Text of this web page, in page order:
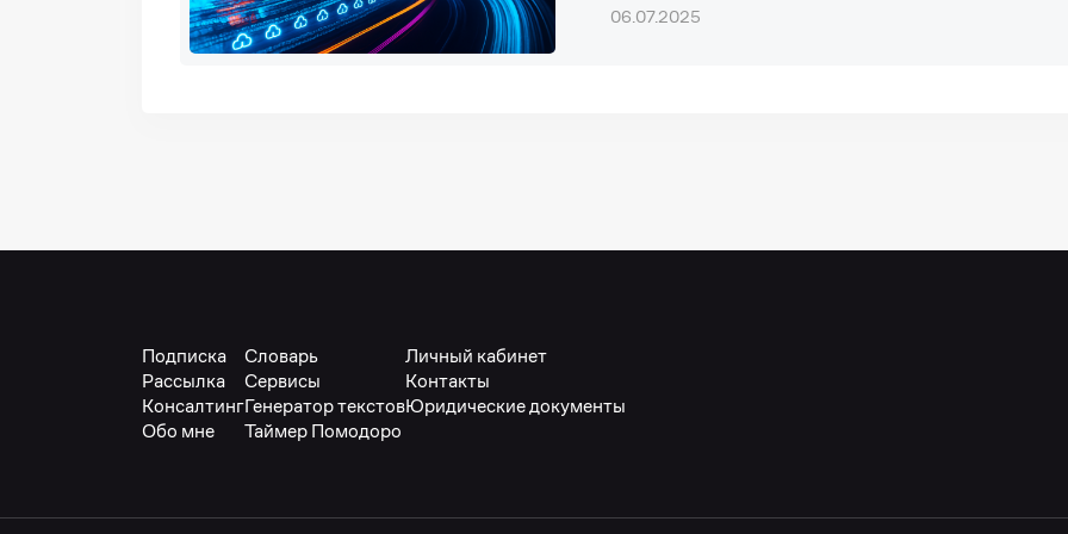
06.07.2025
Подписка
Рассылка
Консалтинг
Обо мне
Словарь
Сервисы
Генератор текстов
Таймер Помодоро
Личный кабинет
Контакты
Юридические документы